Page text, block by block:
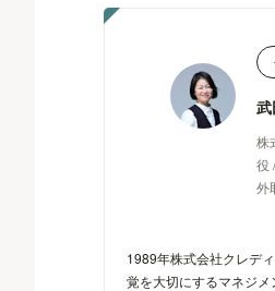
株
役
外
1989年株式会社クレデ
覚を大切にするマネジメ